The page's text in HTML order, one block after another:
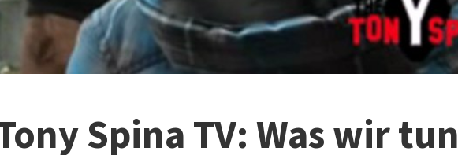
Spina TV: Was wir tun